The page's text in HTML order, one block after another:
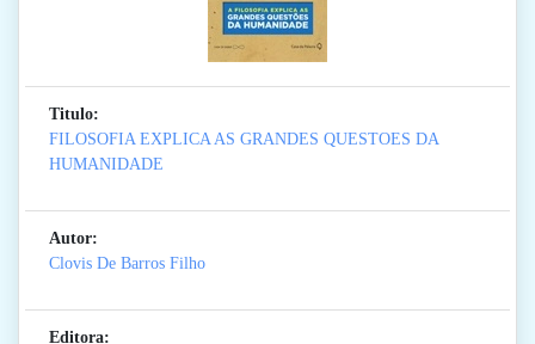
Titulo:
FILOSOFIA EXPLICA AS GRANDES QUESTOES DA
HUMANIDADE
Autor:
Clovis De Barros Filho
Editora: